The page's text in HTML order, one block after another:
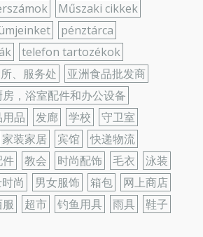
Műszaki cikkek
pénztárca
telefon tartozékok
、服务处
亚洲食品批发商
，浴室配件和办公设备
品 发廊 学校
守卫室
家装家居 宾馆
快递物流
件 教会 时尚配饰 毛衣
泳装
尚 男女服饰 箱包
网上商店
超市 钓鱼用具 雨具
鞋子